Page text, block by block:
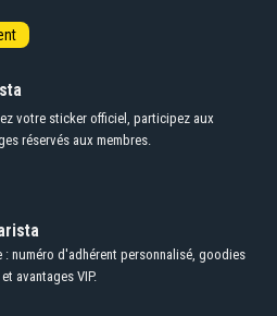
votre sticker officiel, participez aux
réservés aux membres.
numéro d'adhérent personnalisé, goodies
avantages VIP.